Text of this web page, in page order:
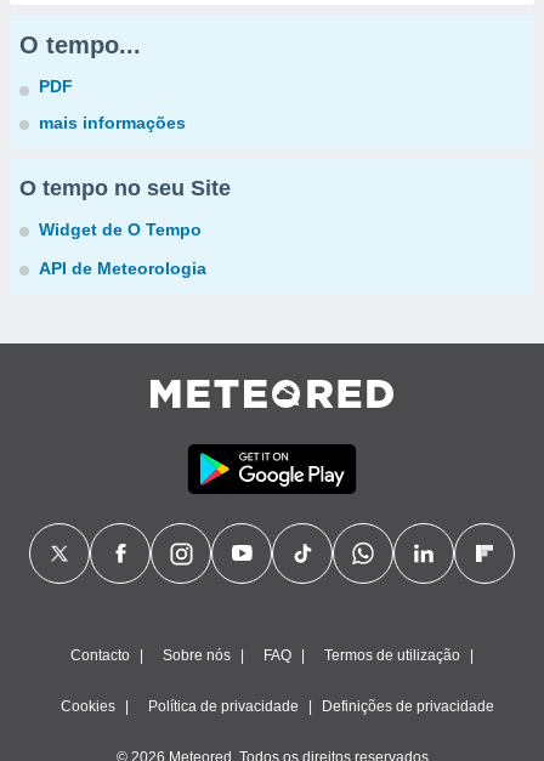
O tempo...
PDF
mais informações
O tempo no seu Site
Widget de O Tempo
API de Meteorologia
Contacto Sobre nós FAQ Termos de utilização
Cookies Política de privacidade Definições de privacidade
© 2026 Meteored. Todos os direitos reservados